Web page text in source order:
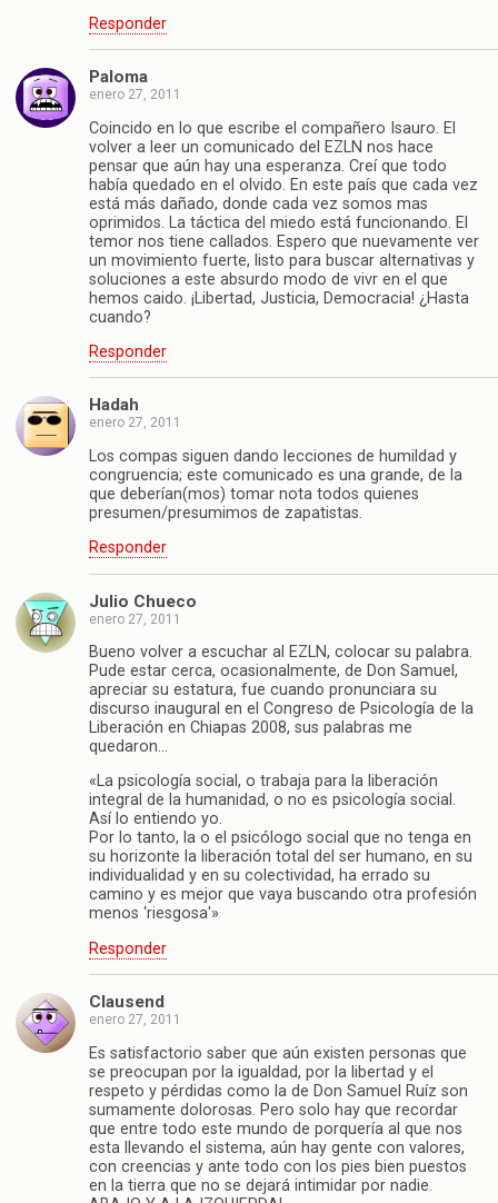
Responder
Paloma
enero 27, 2011
Coincido en lo que escribe el compañero Isauro. El
volver a leer un comunicado del EZLN nos hace
pensar que aún hay una esperanza. Creí que todo
había quedado en el olvido. En este país que cada vez
está más dañado, donde cada vez somos mas
oprimidos. La táctica del miedo está funcionando. El
temor nos tiene callados. Espero que nuevamente ver
un movimiento fuerte, listo para buscar alternativas y
soluciones a este absurdo modo de vivr en el que
hemos caido. ¡Libertad, Justicia, Democracia! ¿Hasta
cuando?
Responder
Hadah
enero 27, 2011
Los compas siguen dando lecciones de humildad y
congruencia; este comunicado es una grande, de la
que deberían(mos) tomar nota todos quienes
presumen/presumimos de zapatistas.
Responder
Julio Chueco
enero 27, 2011
Bueno volver a escuchar al EZLN, colocar su palabra.
Pude estar cerca, ocasionalmente, de Don Samuel,
apreciar su estatura, fue cuando pronunciara su
discurso inaugural en el Congreso de Psicología de la
Liberación en Chiapas 2008, sus palabras me
quedaron…
«La psicología social, o trabaja para la liberación
integral de la humanidad, o no es psicología social.
Así lo entiendo yo.
Por lo tanto, la o el psicólogo social que no tenga en
su horizonte la liberación total del ser humano, en su
individualidad y en su colectividad, ha errado su
camino y es mejor que vaya buscando otra profesión
menos ‘riesgosa'»
Responder
Clausend
enero 27, 2011
Es satisfactorio saber que aún existen personas que
se preocupan por la igualdad, por la libertad y el
respeto y pérdidas como la de Don Samuel Ruíz son
sumamente dolorosas. Pero solo hay que recordar
que entre todo este mundo de porquería al que nos
esta llevando el sistema, aún hay gente con valores,
con creencias y ante todo con los pies bien puestos
en la tierra que no se dejará intimidar por nadie.